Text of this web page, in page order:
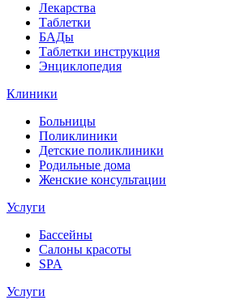
Лекарства
Таблетки
БАДы
Таблетки инструкция
Энциклопедия
Клиники
Больницы
Поликлиники
Детские поликлиники
Родильные дома
Женские консультации
Услуги
Бассейны
Салоны красоты
SPA
Услуги